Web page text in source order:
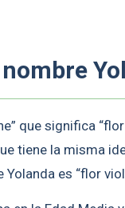
que significa
tiene la misma
es “flor